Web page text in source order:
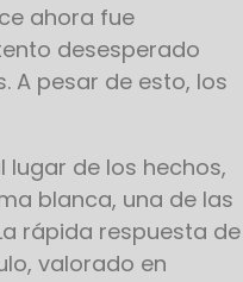
ahora fue
desesperado
A pesar de esto, los
lugar de los hechos,
blanca, una de las
rápida respuesta de
valorado en